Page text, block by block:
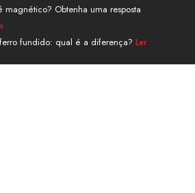
magnético? Obtenha uma resposta
fundido: qual é a diferença? Ler